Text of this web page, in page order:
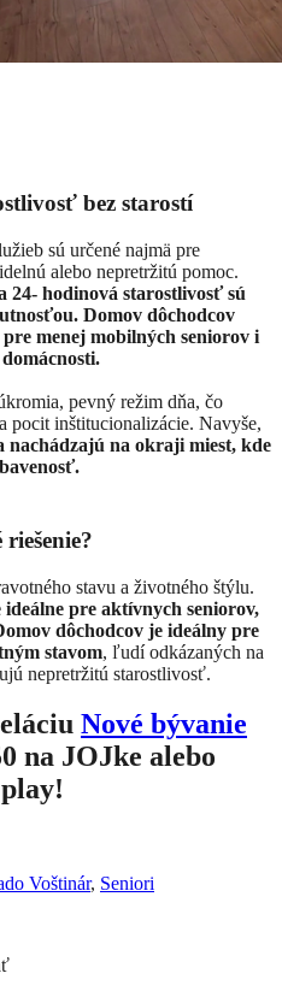
bez starostí
sú určené najmä pre
alebo nepretržitú pomoc.
24- hodinová starostlivosť sú
Domov dôchodcov
menej mobilných seniorov i
pevný režim dňa, čo
pocit inštitucionalizácie. Navyše,
nachádzajú na okraji miest, kde
stavu a životného štýlu.
pre aktívnych seniorov,
dôchodcov je ideálny pre
stavom, ľudí odkázaných na
nepretržitú starostlivosť.
Nové bývanie
na JOJke alebo
Voštinár, Seniori